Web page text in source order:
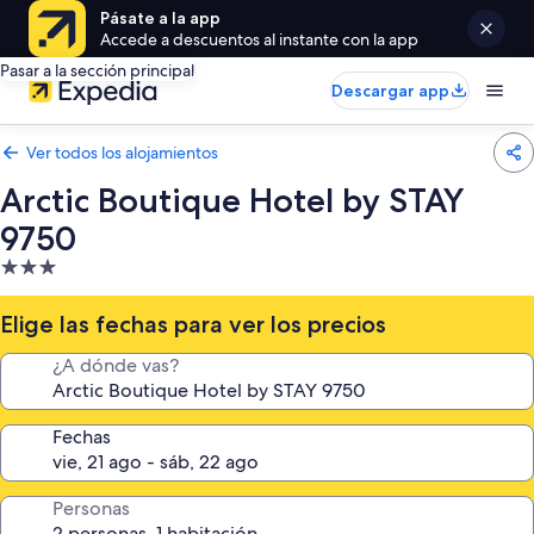
Pásate a la app
Accede a descuentos al instante con la app
Pasar a la sección principal
Descargar app
Ver todos los alojamientos
Arctic Boutique Hotel by STAY
9750
Alojamiento
de
3.0 estrellas
Elige las fechas para ver los precios
¿A dónde vas?
Fechas
Personas